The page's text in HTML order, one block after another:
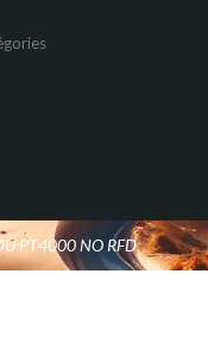
PT4000 NO RFD